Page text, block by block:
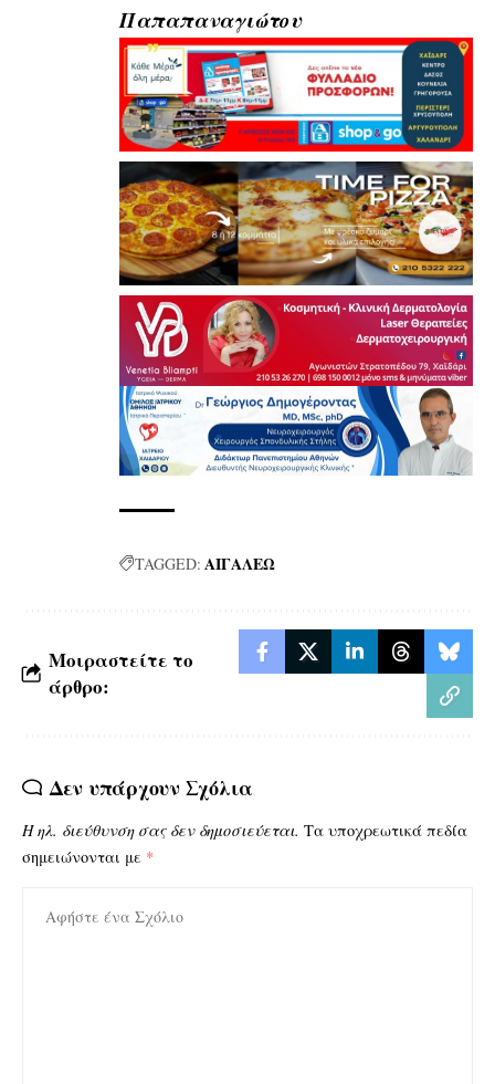
Παπαπαναγιώτου
TAGGED: ΑΙΓΑΛΕΩ
Μοιραστείτε το
άρθρο:
Δεν υπάρχουν Σχόλια
Η ηλ. διεύθυνση σας δεν δημοσιεύεται. Τα υποχρεωτικά πεδία
σημειώνονται με *